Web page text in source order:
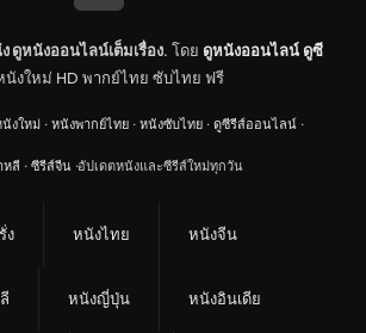
ดูหนังออนไลน์เต็มเรื่อง. โดย ดูหนังออนไลน์ ดูซี
งใหม่ HD พากย์ไทย ซับไทย ฟรี
งใหม่ · หนังพากย์ไทย · หนังซับไทย · ดูซีรีส์ออนไลน์ ·
หลี · ซีรีส์จีน ·อัปเดตหนังและซีรีส์ใหม่ทุกวัน
ง หนังไทย หนังจีน
หนังญี่ปุ่น หนังอินเดีย